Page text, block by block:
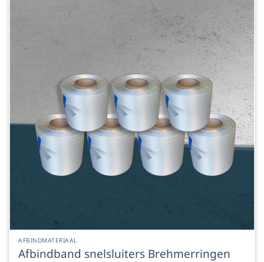
AFBINDMATERIAAL
Afbindband snelsluiters Brehmerringen